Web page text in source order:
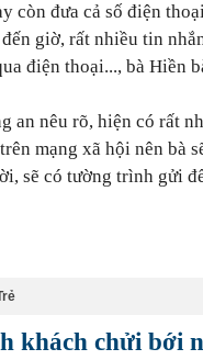
còn đưa cả số điện
đến giờ, rất nhiều tin
điện thoại..., bà Hiền
an nêu rõ, hiện có rất
mạng xã hội nên bà
sẽ có tường trình gửi
khách chửi bới